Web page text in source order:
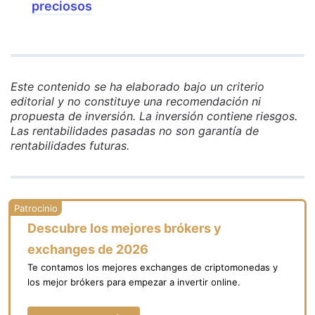
preciosos
Este contenido se ha elaborado bajo un criterio
editorial y no constituye una recomendación ni
propuesta de inversión. La inversión contiene riesgos.
Las rentabilidades pasadas no son garantía de
rentabilidades futuras.
Descubre los mejores brókers y
exchanges de 2026
Te contamos los mejores exchanges de criptomonedas y
los mejor brókers para empezar a invertir online.